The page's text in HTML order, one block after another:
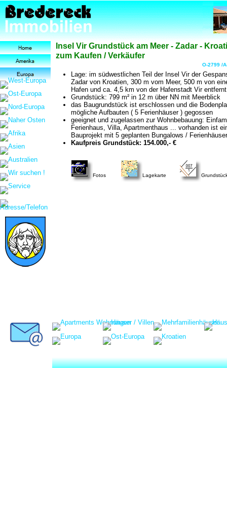
Fotos Lagekarte
Insel Vir Grundstück am Meer - Zadar -
zum Kaufen / Verkäufer
O-2799 /
Lage: im südwestlichen Teil der Insel Vir der
Zadar von Kroatien, 300 m vom Meer, 500 m von
Hafen und ca. 4,5 km von der Hafenstadt Vir entfernt
Grundstück: 799 m² in 12 m über NN mit Meerblick
das Baugrundstück ist erschlossen und die
mögliche Aufbauten ( 5 Ferienhäuser ) gegossen
geeignet und zugelassen zur Wohnbebauung:
Ferienhaus, Villa, Apartmenthaus ... vorhanden ist
Bauprojekt mit 5 geplanten Bungalows /
Kaufpreis Grundstück: 154.000,- €